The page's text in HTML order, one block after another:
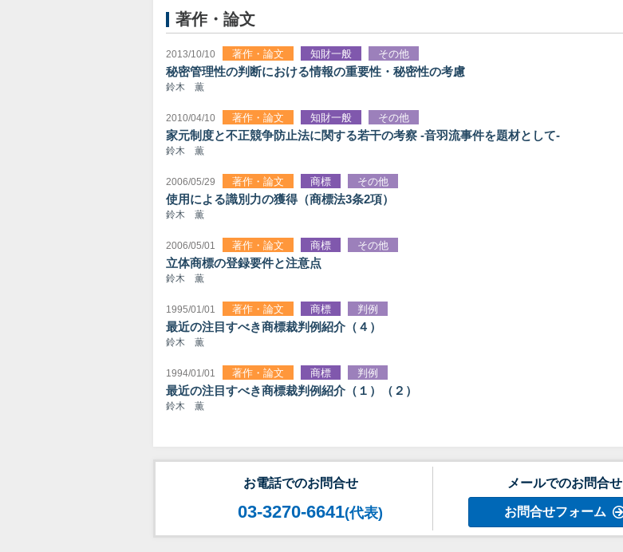
著作・論文
2013/10/10 著作・論文 知財一般 その他
秘密管理性の判断における情報の重要性・秘密性の考慮
鈴木 薫
2010/04/10 著作・論文 知財一般 その他
家元制度と不正競争防止法に関する若干の考察 -音羽流事件を題材として-
鈴木 薫
2006/05/29 著作・論文 商標 その他
使用による識別力の獲得（商標法3条2項）
鈴木 薫
2006/05/01 著作・論文 商標 その他
立体商標の登録要件と注意点
鈴木 薫
1995/01/01 著作・論文 商標 判例
最近の注目すべき商標裁判例紹介（４）
鈴木 薫
1994/01/01 著作・論文 商標 判例
最近の注目すべき商標裁判例紹介（１）（２）
鈴木 薫
お電話でのお問合せ
03-3270-6641(代表)
メールでのお問合せ
お問合せフォーム